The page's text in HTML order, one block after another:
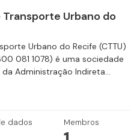
Urbano do
Urbano do Recife (CTTU)
081 1078) é uma sociedade
Administração Indireta...
dados Membros